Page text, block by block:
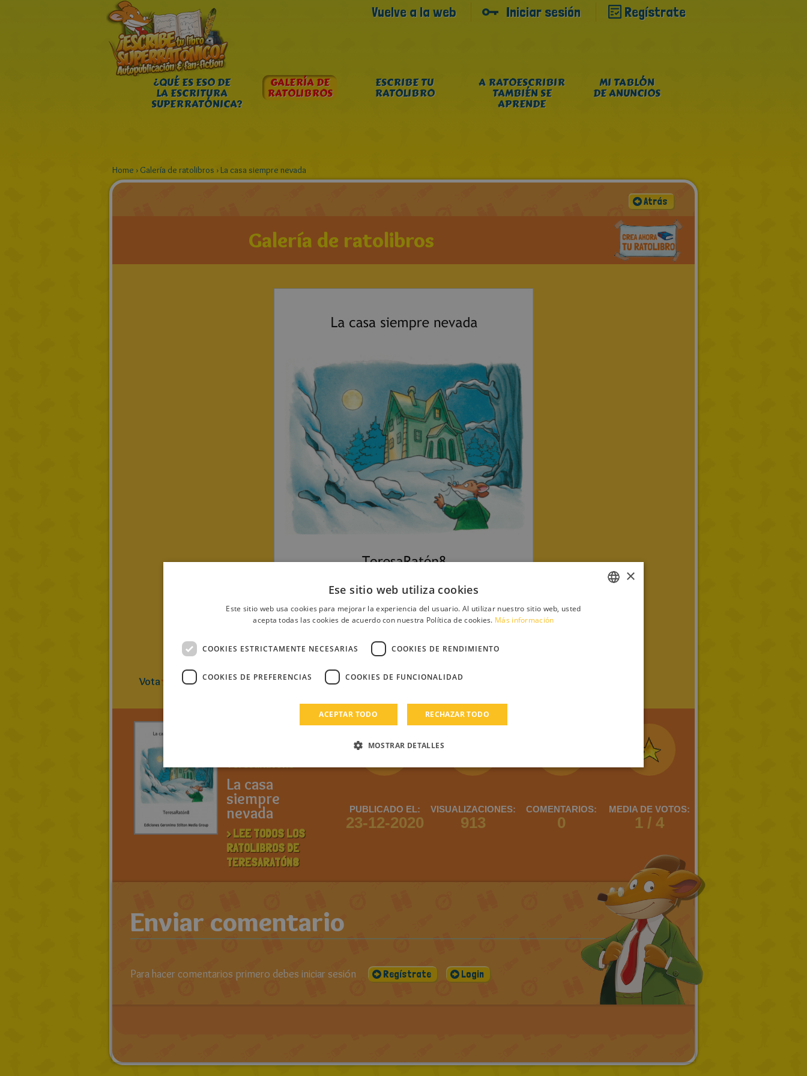
Vuelve a la web Iniciar sesión Regístrate
¿QUÉ ES ESO DE
LA ESCRITURA
SUPERRATÓNICA?
GALERÍA DE
RATOLIBROS
ESCRIBE TU
RATOLIBRO
A RATOESCRIBIR
TAMBIÉN SE
APRENDE
MI TABLÓN
DE ANUNCIOS
Home › Galería de ratolibros › La casa siempre nevada
Galería de ratolibros
Atrás
Vota 4 (1 Vota)
TeresaRatón8
La casa
siempre
nevada
> LEE TODOS LOS
RATOLIBROS DE
TERESARATÓN8
PUBLICADO EL:
23-12-2020
VISUALIZACIONES:
913
COMENTARIOS:
0
MEDIA DE VOTOS:
1 / 4
Enviar comentario
Para hacer comentarios primero debes iniciar sesión Regístrate Login
RUSSIAN
×
Ese sitio web utiliza cookies
Este sitio web usa cookies para mejorar la experiencia del usuario. Al utilizar nuestro sitio web, usted
acepta todas las cookies de acuerdo con nuestra Política de cookies. Más información
COOKIES ESTRICTAMENTE NECESARIAS COOKIES DE RENDIMIENTO
COOKIES DE PREFERENCIAS COOKIES DE FUNCIONALIDAD
ACEPTAR TODO RECHAZAR TODO
MOSTRAR DETALLES